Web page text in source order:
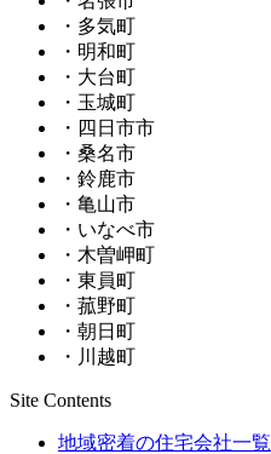
・多気町
・明和町
・大台町
・玉城町
・四日市市
・桑名市
・鈴鹿市
・亀山市
・いなべ市
・木曽岬町
・東員町
・菰野町
・朝日町
・川越町
Site Contents
地域密着の住宅会社一覧